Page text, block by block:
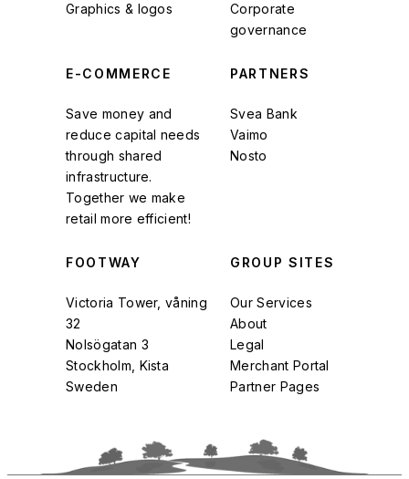
Graphics & logos
Corporate
governance
E-COMMERCE
Save money and
reduce capital needs
through shared
infrastructure.
Together we make
retail more efficient!
PARTNERS
Svea Bank
Vaimo
Nosto
FOOTWAY
Victoria Tower, våning
32
Nolsögatan 3
Stockholm, Kista
Sweden
GROUP SITES
Our Services
About
Legal
Merchant Portal
Partner Pages